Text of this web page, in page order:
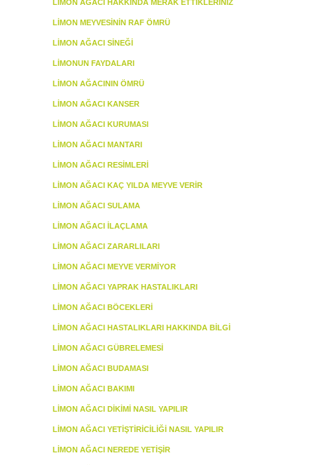
LIMON AĞACI HAKKINDA MERAK ETTIKLERINIZ
LIMON MEYVESININ RAF ÖMRÜ
LIMON AĞACI SINEĞI
LIMONUN FAYDALARI
LIMON AĞACININ ÖMRÜ
LIMON AĞACI KANSER
LIMON AĞACI KURUMASI
LIMON AĞACI MANTARI
LIMON AĞACI RESIMLERI
LIMON AĞACI KAÇ YILDA MEYVE VERIR
LIMON AĞACI SULAMA
LIMON AĞACI İLAÇLAMA
LIMON AĞACI ZARARLILARI
LIMON AĞACI MEYVE VERMIYOR
LIMON AĞACI YAPRAK HASTALIKLARI
LIMON AĞACI BÖCEKLERI
LIMON AĞACI HASTALIKLARI HAKKINDA BILGI
LIMON AĞACI GÜBRELEMESI
LIMON AĞACI BUDAMASI
LIMON AĞACI BAKIMI
LIMON AĞACI DIKIMI NASIL YAPILIR
LIMON AĞACI YETIŞTIRICILIĞI NASIL YAPILIR
LIMON AĞACI NEREDE YETIŞIR